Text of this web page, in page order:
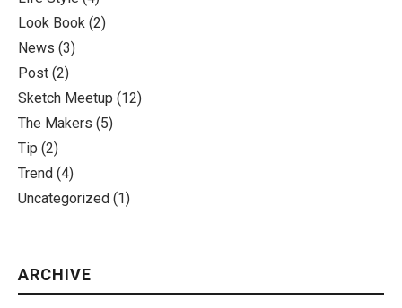
Look Book (2)
News (3)
Post (2)
Sketch Meetup (12)
The Makers (5)
Tip (2)
Trend (4)
Uncategorized (1)
ARCHIVE